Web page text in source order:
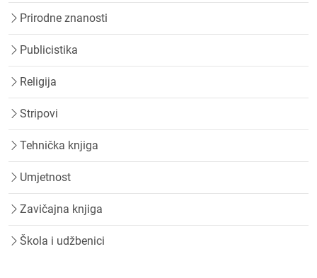
Prirodne znanosti
Publicistika
Religija
Stripovi
Tehnička knjiga
Umjetnost
Zavičajna knjiga
Škola i udžbenici